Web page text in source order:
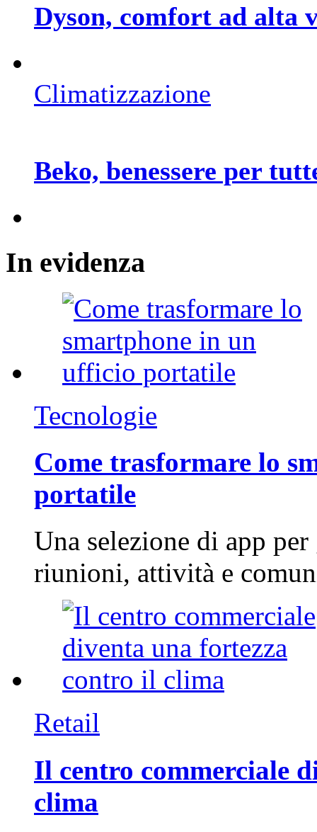
Dyson, comfort ad alta
Climatizzazione
Beko, benessere per
In evidenza
Tecnologie
Come trasformare lo
portatile
Una selezione di app
riunioni, attività e
Retail
Il centro commerciale
clima